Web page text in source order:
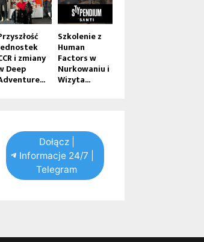
i zmiany
Deep
Szkolenie z
Human
Factors w
Nurkowaniu i
Wizyta...
Dołącz |
Informacje 24/7 |
Telegram